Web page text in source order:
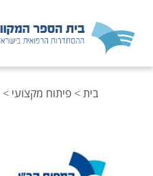
בית פיתוח מקצועי